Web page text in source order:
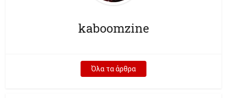
kaboomzine
Όλα τα άρθρα